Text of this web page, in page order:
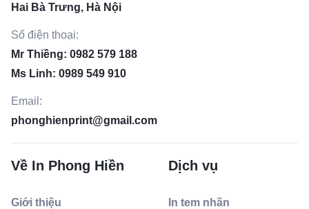
Hai Bà Trưng, Hà Nội
Số điện thoại:
Mr Thiềng: 0982 579 188
Ms Linh: 0989 549 910
Email:
phonghienprint@gmail.com
Về In Phong Hiền
Giới thiệu
Dịch vụ
In tem nhãn